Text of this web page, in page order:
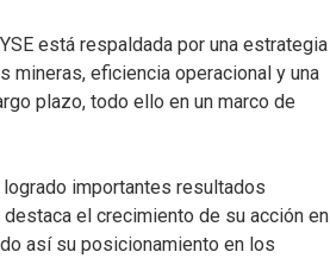
está respaldada por una estrategia
mineras, eficiencia operacional y una
plazo, todo ello en un marco de
logrado importantes resultados
el crecimiento de su acción en
así su posicionamiento en los